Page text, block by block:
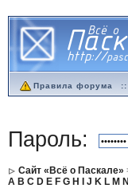
Правила форума ::
Пароль:
Сайт «Всё о Паскале»
A B C D E F G H J K L M N